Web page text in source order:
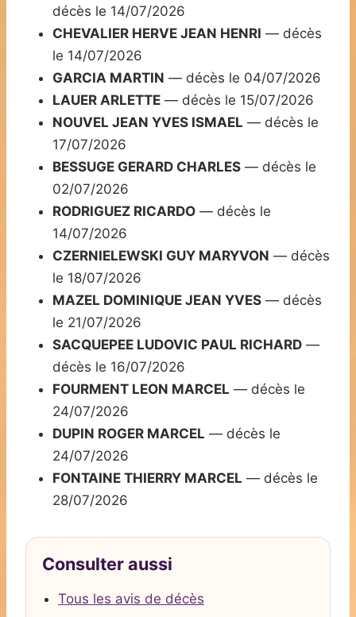
décès le 14/07/2026
CHEVALIER HERVE JEAN HENRI — décès
le 14/07/2026
GARCIA MARTIN — décès le 04/07/2026
LAUER ARLETTE — décès le 15/07/2026
NOUVEL JEAN YVES ISMAEL — décès le
17/07/2026
BESSUGE GERARD CHARLES — décès le
02/07/2026
RODRIGUEZ RICARDO — décès le
14/07/2026
CZERNIELEWSKI GUY MARYVON — décès
le 18/07/2026
MAZEL DOMINIQUE JEAN YVES — décès
le 21/07/2026
SACQUEPEE LUDOVIC PAUL RICHARD —
décès le 16/07/2026
FOURMENT LEON MARCEL — décès le
24/07/2026
DUPIN ROGER MARCEL — décès le
24/07/2026
FONTAINE THIERRY MARCEL — décès le
28/07/2026
Consulter aussi
Tous les avis de décès